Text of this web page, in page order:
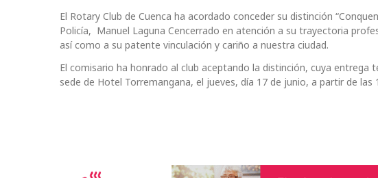
El Rotary Club de Cuenca ha acordado conceder su distinción
Policía, Manuel Laguna Cencerrado en atención a su trayectoria
así como a su patente vinculación y cariño a nuestra ciudad.
El comisario ha honrado al club aceptando la distinción, cuya
sede de Hotel Torremangana, el jueves, día 17 de junio, a partir de las